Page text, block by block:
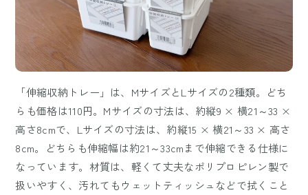
「伸縮収納トレー」は、MサイズとLサイズの2種類。どち
らも価格は110円。Mサイズの寸法は、約縦9 × 横21～33 ×
高さ8cmで、Lサイズの寸法は、約縦15 × 横21～33 × 高さ
8cm。どちらも伸縮幅は約21～33cmまで伸縮できる仕様に
なっています。材質は、軽くて丈夫なポリプロピレン製で
扱いやすく、汚れてもウェットティッシュなどで拭くこと